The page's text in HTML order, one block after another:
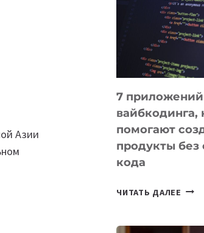
Азии
ДЛЯ
7
вайбкодинга,
помогают
продукты без
кода
ЧИТАТЬ ДАЛЕЕ